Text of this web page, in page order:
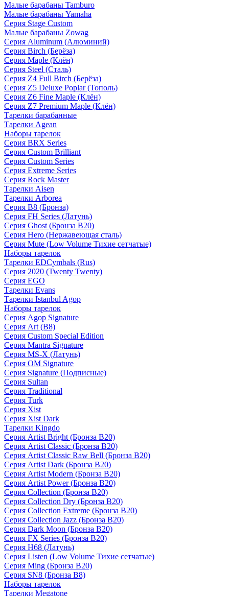
Малые барабаны Tamburo
Малые барабаны Yamaha
Серия Stage Custom
Малые барабаны Zowag
Серия Aluminum (Алюминий)
Серия Birch (Берёза)
Серия Maple (Клён)
Серия Steel (Сталь)
Серия Z4 Full Birch (Берёза)
Серия Z5 Deluxe Poplar (Тополь)
Серия Z6 Fine Maple (Клён)
Серия Z7 Premium Maple (Клён)
Тарелки барабанные
Тарелки Agean
Наборы тарелок
Серия BRX Series
Серия Custom Brilliant
Серия Custom Series
Серия Extreme Series
Серия Rock Master
Тарелки Aisen
Тарелки Arborea
Серия B8 (Бронза)
Серия FH Series (Латунь)
Серия Ghost (Бронза B20)
Серия Hero (Нержавеющая сталь)
Серия Mute (Low Volume Тихие сетчатые)
Наборы тарелок
Тарелки EDCymbals (Rus)
Серия 2020 (Twenty Twenty)
Серия EGO
Тарелки Evans
Тарелки Istanbul Agop
Наборы тарелок
Серия Agop Signature
Серия Art (B8)
Серия Custom Special Edition
Серия Mantra Signature
Серия MS-X (Латунь)
Серия OM Signature
Серия Signature (Подписные)
Серия Sultan
Серия Traditional
Серия Turk
Серия Xist
Серия Xist Dark
Тарелки Kingdo
Серия Artist Bright (Бронза B20)
Серия Artist Classic (Бронза B20)
Серия Artist Classic Raw Bell (Бронза B20)
Серия Artist Dark (Бронза B20)
Серия Artist Modern (Бронза B20)
Серия Artist Power (Бронза B20)
Серия Collection (Бронза B20)
Серия Collection Dry (Бронза B20)
Серия Collection Extreme (Бронза B20)
Серия Collection Jazz (Бронза B20)
Серия Dark Moon (Бронза B20)
Серия FX Series (Бронза B20)
Серия H68 (Латунь)
Серия Listen (Low Volume Тихие сетчатые)
Серия Ming (Бронза B20)
Серия SN8 (Бронза B8)
Наборы тарелок
Тарелки Megatone